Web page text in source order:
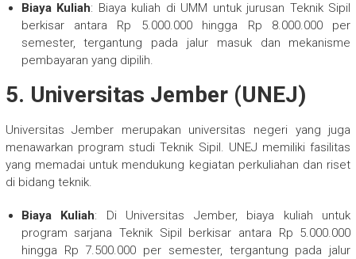
Biaya Kuliah: Biaya kuliah di UMM untuk jurusan Teknik Sipil
berkisar antara Rp 5.000.000 hingga Rp 8.000.000 per
semester, tergantung pada jalur masuk dan mekanisme
pembayaran yang dipilih.
5. Universitas Jember (UNEJ)
Universitas Jember merupakan universitas negeri yang juga
menawarkan program studi Teknik Sipil. UNEJ memiliki fasilitas
yang memadai untuk mendukung kegiatan perkuliahan dan riset
di bidang teknik.
Biaya Kuliah: Di Universitas Jember, biaya kuliah untuk
program sarjana Teknik Sipil berkisar antara Rp 5.000.000
hingga Rp 7.500.000 per semester, tergantung pada jalur